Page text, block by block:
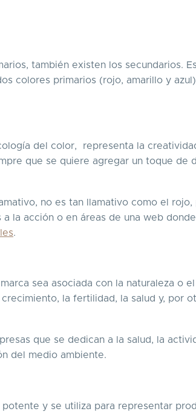
también existen los secundarios.
colores primarios (rojo, amarillo y
del color, representa la
que se quiere agregar un toque de
no es tan llamativo como el
a la acción o en áreas de una web
.
sea asociada con la naturaleza o
la fertilidad, la salud y, por
que se dedican a la salud, la
del medio ambiente.
y se utiliza para representar